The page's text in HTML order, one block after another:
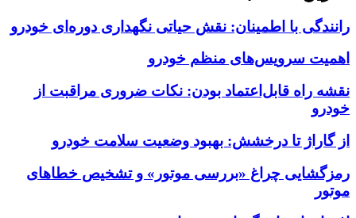
رانندگی با اطمینان: نقش حیاتی نگهداری دوره‌ای خودرو
اهمیت سرویس‌های منظم خودرو
نقشه راه قابل‌اعتماد بودن: نکات ضروری مراقبت از
خودرو
از گاراژ تا درخشش: بهبود وضعیت سلامت خودرو
رمزگشایی چراغ «بررسی موتور» و تشخیص خطاهای
موتور